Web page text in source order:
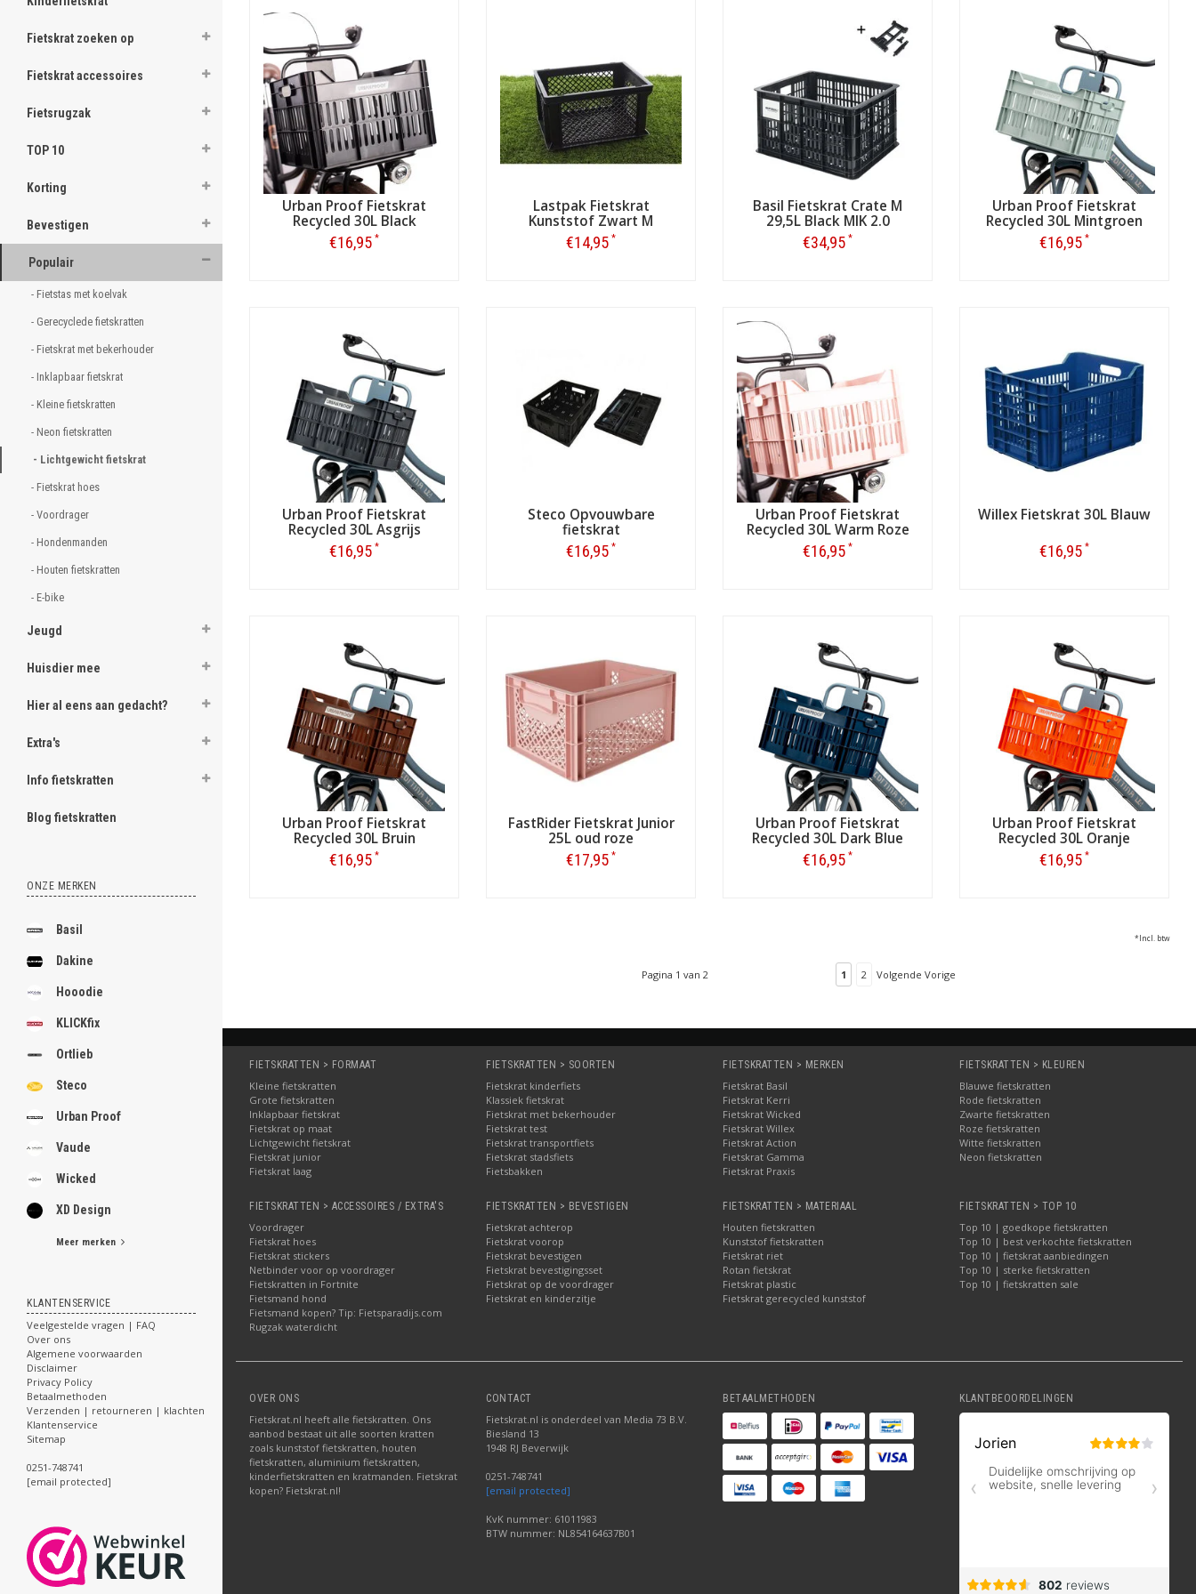
Fietskrat zoeken op
Fietskrat accessoires
Fietsrugzak
TOP 10
Korting
Bevestigen
Populair
- Fietstas met koelvak
- Gerecyclede fietskratten
- Fietskrat met bekerhouder
- Inklapbaar fietskrat
- Kleine fietskratten
- Neon fietskratten
- Lichtgewicht fietskrat
- Fietskrat hoes
- Voordrager
- Hondenmanden
- Houten fietskratten
- E-bike
Jeugd
Huisdier mee
Hier al eens aan gedacht?
Extra's
Info fietskratten
Blog fietskratten
ONZE MERKEN
Basil
Dakine
Hooodie
KLICKfix
Ortlieb
Steco
Urban Proof
Vaude
Wicked
XD Design
Meer merken
KLANTENSERVICE
Veelgestelde vragen | FAQ
Over ons
Algemene voorwaarden
Disclaimer
Privacy Policy
Betaalmethoden
Verzenden | retourneren | klachten
Klantenservice
Sitemap
0251-748741
[email protected]
Urban Proof Fietskrat
Recycled 30L Black
€16,95 *
Lastpak Fietskrat
Kunststof Zwart M
€14,95 *
Basil Fietskrat Crate M
29,5L Black MIK 2.0
€34,95 *
Urban Proof Fietskrat
Recycled 30L Mintgroen
€16,95 *
Urban Proof Fietskrat
Recycled 30L Asgrijs
€16,95 *
Steco Opvouwbare
fietskrat
€16,95 *
Urban Proof Fietskrat
Recycled 30L Warm Roze
€16,95 *
Willex Fietskrat 30L Blauw
€16,95 *
Urban Proof Fietskrat
Recycled 30L Bruin
€16,95 *
FastRider Fietskrat Junior
25L oud roze
€17,95 *
Urban Proof Fietskrat
Recycled 30L Dark Blue
€16,95 *
Urban Proof Fietskrat
Recycled 30L Oranje
€16,95 *
*Incl. btw
Pagina 1 van 2 1 2 Volgende Vorige
FIETSKRATTEN > FORMAAT
Kleine fietskratten
Grote fietskratten
Inklapbaar fietskrat
Fietskrat op maat
Lichtgewicht fietskrat
Fietskrat junior
Fietskrat laag
FIETSKRATTEN > SOORTEN
Fietskrat kinderfiets
Klassiek fietskrat
Fietskrat met bekerhouder
Fietskrat test
Fietskrat transportfiets
Fietskrat stadsfiets
Fietsbakken
FIETSKRATTEN > MERKEN
Fietskrat Basil
Fietskrat Kerri
Fietskrat Wicked
Fietskrat Willex
Fietskrat Action
Fietskrat Gamma
Fietskrat Praxis
FIETSKRATTEN > KLEUREN
Blauwe fietskratten
Rode fietskratten
Zwarte fietskratten
Roze fietskratten
Witte fietskratten
Neon fietskratten
FIETSKRATTEN > ACCESSOIRES / EXTRA'S
Voordrager
Fietskrat hoes
Fietskrat stickers
Netbinder voor op voordrager
Fietskratten in Fortnite
Fietsmand hond
Fietsmand kopen? Tip: Fietsparadijs.com
Rugzak waterdicht
FIETSKRATTEN > BEVESTIGEN
Fietskrat achterop
Fietskrat voorop
Fietskrat bevestigen
Fietskrat bevestigingsset
Fietskrat op de voordrager
Fietskrat en kinderzitje
FIETSKRATTEN > MATERIAAL
Houten fietskratten
Kunststof fietskratten
Fietskrat riet
Rotan fietskrat
Fietskrat plastic
Fietskrat gerecycled kunststof
FIETSKRATTEN > TOP 10
Top 10 | goedkope fietskratten
Top 10 | best verkochte fietskratten
Top 10 | fietskrat aanbiedingen
Top 10 | sterke fietskratten
Top 10 | fietskratten sale
OVER ONS
Fietskrat.nl heeft alle fietskratten. Ons
aanbod bestaat uit alle soorten kratten
zoals kunststof fietskratten, houten
fietskratten, aluminium fietskratten,
kinderfietskratten en kratmanden. Fietskrat
kopen? Fietskrat.nl!
CONTACT
Fietskrat.nl is onderdeel van Media 73 B.V.
Biesland 13
1948 RJ Beverwijk
0251-748741
[email protected]
KvK nummer: 61011983
BTW nummer: NL854164637B01
BETAALMETHODEN KLANTBEOORDELINGEN